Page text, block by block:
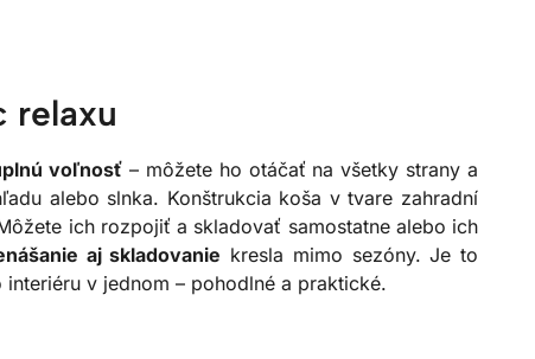
relaxu
voľnosť – môžete ho otáčať na všetky strany a
alebo slnka. Konštrukcia koša v tvare zahradní
ich rozpojiť a skladovať samostatne alebo ich
aj skladovanie kresla mimo sezóny. Je to
v jednom – pohodlné a praktické.